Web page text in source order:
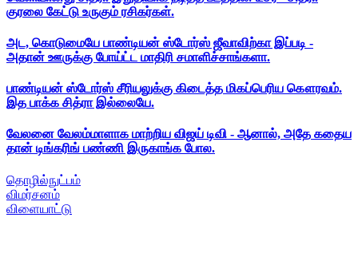
குரலை கேட்டு உருகும் ரசிகர்கள்.
அட, கொடுமையே பாண்டியன் ஸ்டோர்ஸ் ஜீவாவிற்கா இப்படி -
அதான் ஊருக்கு போய்ட்ட மாதிரி சமாளிச்சாங்களா.
பாண்டியன் ஸ்டோர்ஸ் சீரியலுக்கு கிடைத்த மிகப்பெரிய கௌரவம்.
இத பாக்க சித்ரா இல்லையே.
வேலனை வேலம்மாளாக மாற்றிய விஜய் டிவி - ஆனால், அதே கதைய
தான் டிங்கரிங் பண்ணி இருகாங்க போல.
தொழில்நுட்பம்
விமர்சனம்
விளையாட்டு